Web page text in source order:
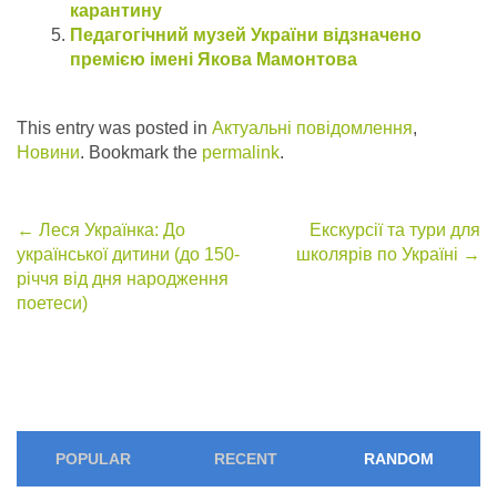
карантину
Педагогічний музей України відзначено
премією імені Якова Мамонтова
This entry was posted in Актуальні повідомлення,
Новини. Bookmark the permalink.
Post
navigation
← Леся Українка: До
української дитини (до 150-
річчя від дня народження
поетеси)
Екскурсії та тури для
школярів по Україні →
POPULAR RECENT RANDOM